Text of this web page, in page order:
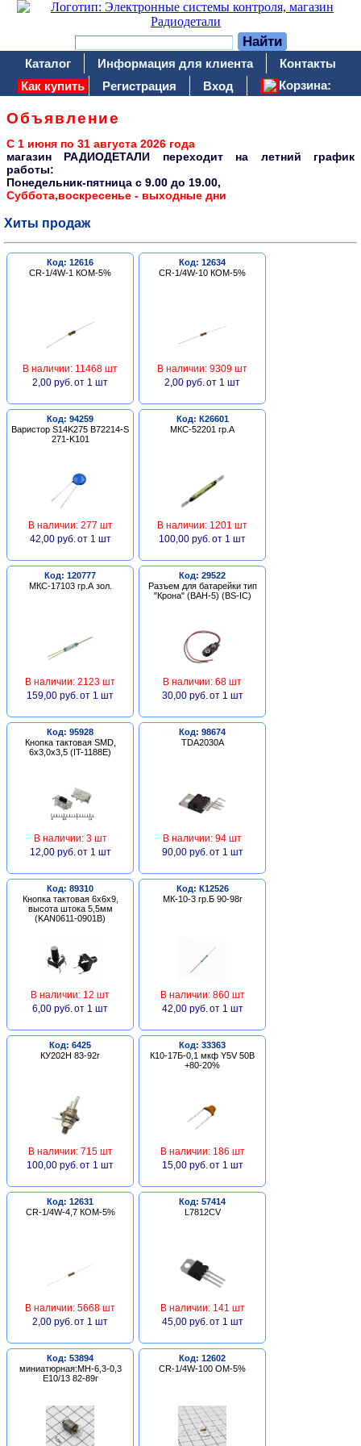
Каталог Информация для клиента
Контакты
Как купить
Регистрация Вход Корзина:
Объявление
С 1 июня по 31 августа 2026 года
магазин РАДИОДЕТАЛИ переходит на летний график
работы:
Понедельник-пятница c 9.00 до 19.00,
Суббота,воскресенье - выходные дни
Хиты продаж
Код: 12616
CR-1/4W-1 КОМ-5%
В наличии: 11468 шт
2,00 руб. от 1 шт
Код: 12634
CR-1/4W-10 КОМ-5%
В наличии: 9309 шт
2,00 руб. от 1 шт
Код: 94259
Варистор S14K275 B72214-S
271-K101
В наличии: 277 шт
42,00 руб. от 1 шт
Код: К26601
МКС-52201 гр.А
В наличии: 1201 шт
100,00 руб. от 1 шт
Код: 120777
МКС-17103 гр.А зол.
В наличии: 2123 шт
159,00 руб. от 1 шт
Код: 29522
Разъем для батарейки тип
"Крона" (BAH-5) (BS-IC)
В наличии: 68 шт
30,00 руб. от 1 шт
Код: 95928
Кнопка тактовая SMD,
6х3,0х3,5 (IT-1188E)
В наличии: 3 шт
12,00 руб. от 1 шт
Код: 98674
TDA2030A
В наличии: 94 шт
90,00 руб. от 1 шт
Код: 89310
Кнопка тактовая 6х6х9,
высота штока 5,5мм
(KAN0611-0901B)
В наличии: 12 шт
6,00 руб. от 1 шт
Код: К12526
МК-10-3 гр.Б 90-98г
В наличии: 860 шт
42,00 руб. от 1 шт
Код: 6425
КУ202Н 83-92г
В наличии: 715 шт
100,00 руб. от 1 шт
Код: 33363
К10-17Б-0,1 мкф Y5V 50В
+80-20%
В наличии: 186 шт
15,00 руб. от 1 шт
Код: 12631
CR-1/4W-4,7 КОМ-5%
В наличии: 5668 шт
2,00 руб. от 1 шт
Код: 57414
L7812CV
В наличии: 141 шт
45,00 руб. от 1 шт
Код: 53894
миниатюрная:МН-6,3-0,3
Е10/13 82-89г
Код: 12602
CR-1/4W-100 ОМ-5%